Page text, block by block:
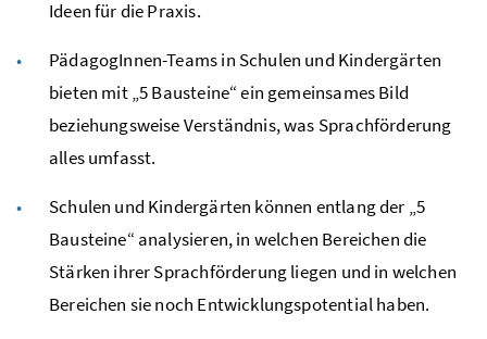
Ideen für die Praxis.
PädagogInnen-Teams in Schulen und Kindergärten
bieten mit „5 Bausteine“ ein gemeinsames Bild
beziehungsweise Verständnis, was Sprachförderung
alles umfasst.
Schulen und Kindergärten können entlang der „5
Bausteine“ analysieren, in welchen Bereichen die
Stärken ihrer Sprachförderung liegen und in welchen
Bereichen sie noch Entwicklungspotential haben.